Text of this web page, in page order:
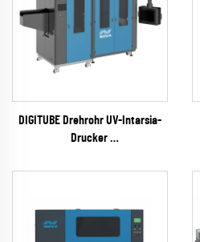
DIGITUBE Drehrohr UV-Intarsia-
Drucker